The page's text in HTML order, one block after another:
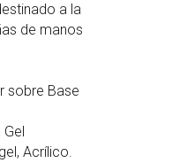
a la
de manos
sobre Base
Acrílico.